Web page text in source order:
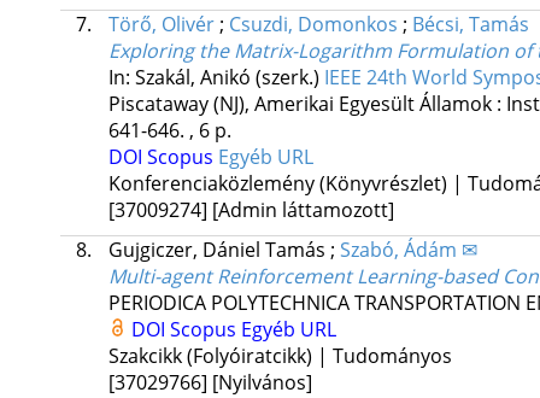
7.
Törő, Olivér; Csuzdi, Domonkos ; Bécsi, Tamás
Exploring the Matrix-Logarithm Formulation of
In: Szakál, Anikó (szerk.) IEEE 24th World
Piscataway (NJ), Amerikai Egyesült Államok :
641-646. , 6 p.
DOI Scopus Egyéb URL
Konferenciaközlemény (Könyvrészlet) |
[37009274] [Admin láttamozott]
8.
Gujgiczer, Dániel Tamás ; Szabó, Ádám ✉
Multi-agent Reinforcement Learning-based
PERIODICA POLYTECHNICA TRANSPORTATION
DOI Scopus Egyéb URL
Szakcikk (Folyóiratcikk) | Tudományos
[37029766] [Nyilvános]